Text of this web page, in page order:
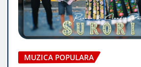
MUZICA POPULARA